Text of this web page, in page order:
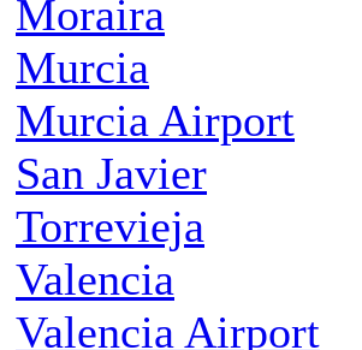
Moraira
Murcia
Murcia Airport
San Javier
Torrevieja
Valencia
Valencia Airport